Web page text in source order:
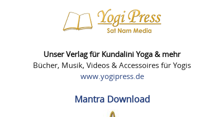
Unser Verlag für Kundalini Yoga & mehr
Bücher, Musik, Videos & Accessoires für Yogis
www.yogipress.de
Mantra Download